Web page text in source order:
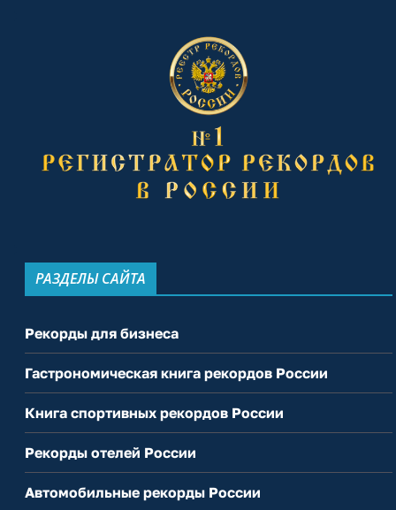
РАЗДЕЛЫ САЙТА
Рекорды для бизнеса
Гастрономическая книга рекордов России
Книга спортивных рекордов России
Рекорды отелей России
Автомобильные рекорды России